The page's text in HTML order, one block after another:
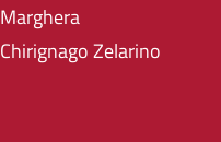
Marghera
Chirignago Zelarino